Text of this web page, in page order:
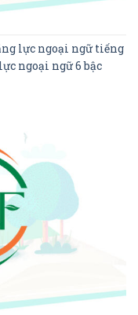
lực ngoại ngữ tiếng
ngoại ngữ 6 bậc